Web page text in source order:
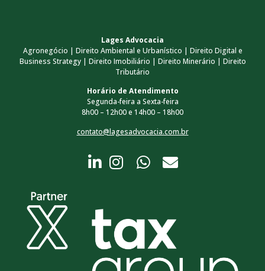
Lages Advocacia
Agronegócio | Direito Ambiental e Urbanístico | Direito Digital e
Business Strategy | Direito Imobiliário | Direito Minerário | Direito
Tributário
Horário de Atendimento
Segunda-feira a Sexta-feira
8h00 – 12h00 e 14h00 – 18h00
contato@lagesadvocacia.com.br